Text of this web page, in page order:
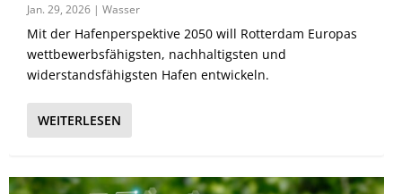
Jan. 29, 2026 |Wasser
Mit der Hafenperspektive 2050 will Rotterdam Europas
wettbewerbsfähigsten, nachhaltigsten und
widerstandsfähigsten Hafen entwickeln.
WEITERLESEN